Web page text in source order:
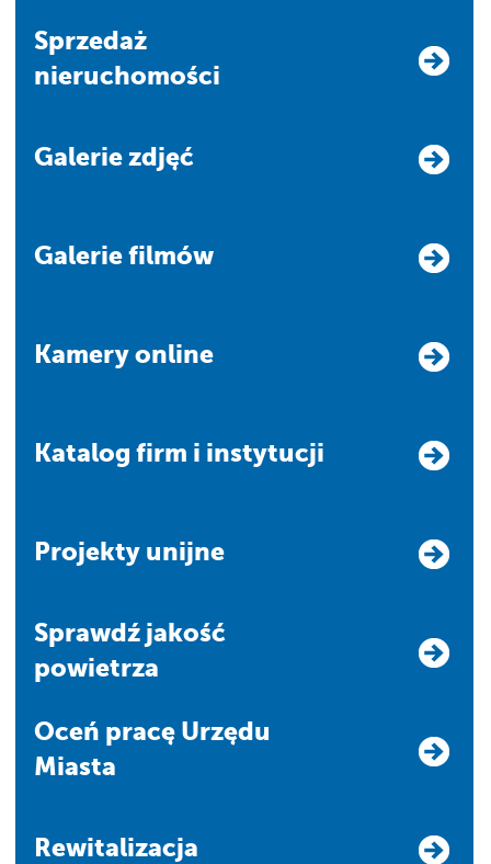
Sprzedaż
nieruchomości
Galerie zdjęć
Galerie filmów
Kamery online
Katalog firm i instytucji
Projekty unijne
Sprawdź jakość
powietrza
Oceń pracę Urzędu
Miasta
Rewitalizacja